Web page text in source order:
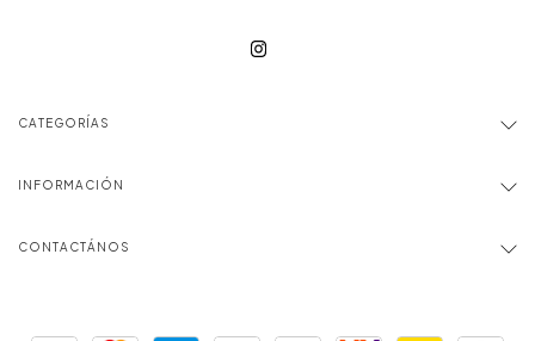
CATEGORÍAS
INFORMACIÓN
CONTACTÁNOS